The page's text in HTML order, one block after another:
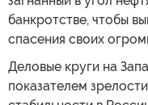
банкротстве, чтобы
спасения своих
Деловые круги на
показателем